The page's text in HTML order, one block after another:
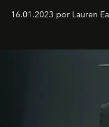
transportador AMTD
por propósitos, com
16.01.2023 por Lauren